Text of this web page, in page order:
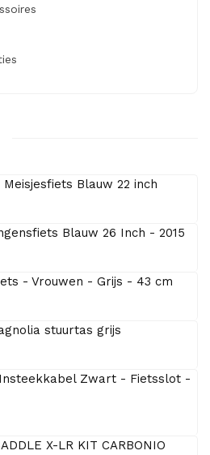
Blauw 22 inch
Blauw 26 Inch - 2015
- Vrouwen - Grijs - 43 cm
stuurtas grijs
Zwart - Fietsslot -
X-LR KIT CARBONIO